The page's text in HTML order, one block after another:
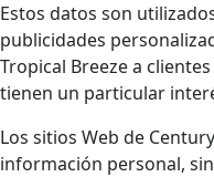
Estos datos son
publicidades
Tropical Breeze a
tienen un particular
Los sitios Web de
información personal,